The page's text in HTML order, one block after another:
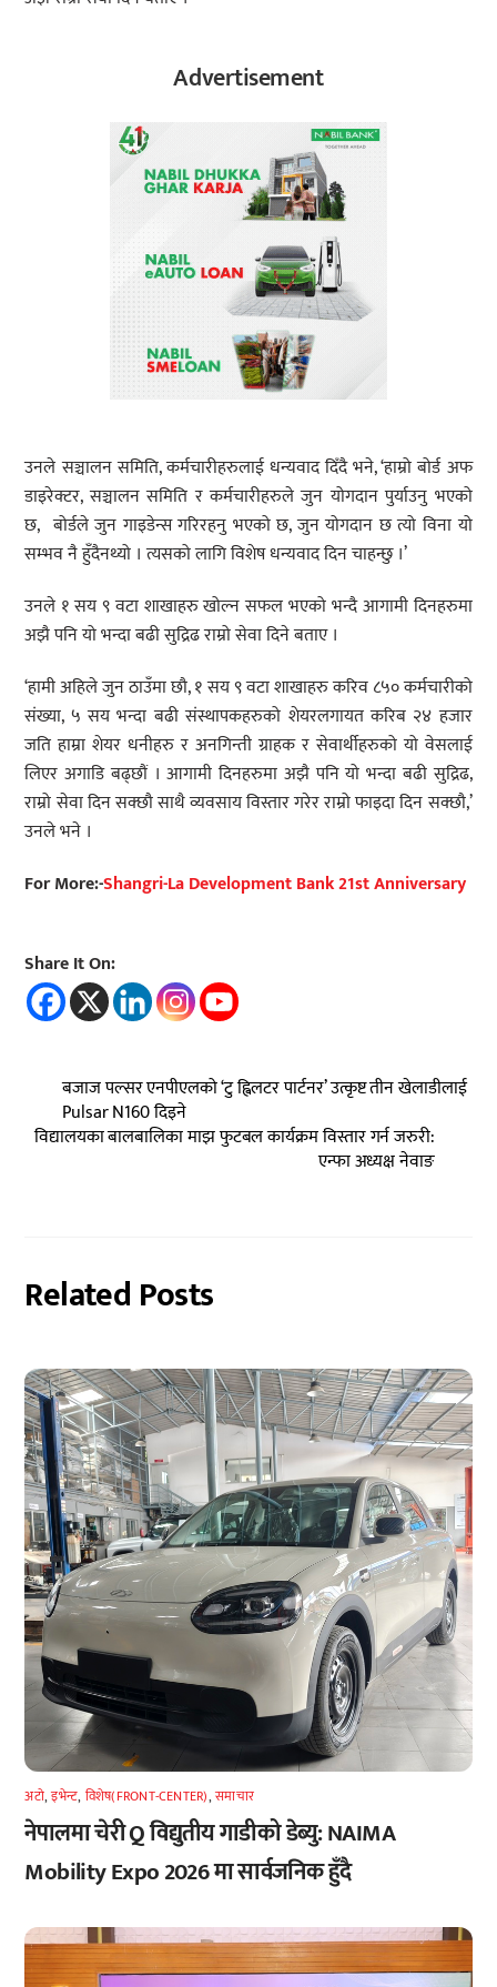
Advertisement
उनले सञ्चालन समिति, कर्मचारीहरुलाई धन्यवाद दिँदै भने, ‘हाम्रो बोर्ड अफ
डाइरेक्टर, सञ्चालन समिति र कर्मचारीहरुले जुन योगदान पुर्याउनु भएको
छ, बोर्डले जुन गाइडेन्स गरिरहनु भएको छ, जुन योगदान छ त्यो विना यो
सम्भव नै हुँदैनथ्यो । त्यसको लागि विशेष धन्यवाद दिन चाहन्छु ।’
उनले १ सय ९ वटा शाखाहरु खोल्न सफल भएको भन्दै आगामी दिनहरुमा
अझै पनि यो भन्दा बढी सुद्रिढ राम्रो सेवा दिने बताए ।
‘हामी अहिले जुन ठाउँमा छौ, १ सय ९ वटा शाखाहरु करिव ८५० कर्मचारीको
संख्या, ५ सय भन्दा बढी संस्थापकहरुको शेयरलगायत करिब २४ हजार
जति हाम्रा शेयर धनीहरु र अनगिन्ती ग्राहक र सेवार्थीहरुको यो वेसलाई
लिएर अगाडि बढ्छौं । आगामी दिनहरुमा अझै पनि यो भन्दा बढी सुद्रिढ,
राम्रो सेवा दिन सक्छौ साथै व्यवसाय विस्तार गरेर राम्रो फाइदा दिन सक्छौ,’
उनले भने ।
For More:-Shangri-La Development Bank 21st Anniversary
Share It On:
बजाज पल्सर एनपीएलको ‘टु ह्विलटर पार्टनर’ उत्कृष्ट तीन खेलाडीलाई
Pulsar N160 दिइने
विद्यालयका बालबालिका माझ फुटबल कार्यक्रम विस्तार गर्न जरुरी:
एन्फा अध्यक्ष नेवाङ
Related Posts
अटाे,इभेन्ट, विशेष(FRONT-CENTER),समाचार
नेपालमा चेरी Q विद्युतीय गाडीको डेब्यु: NAIMA
Mobility Expo 2026 मा सार्वजनिक हुँदै